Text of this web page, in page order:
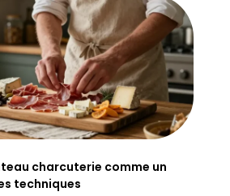
charcuterie comme un
techniques